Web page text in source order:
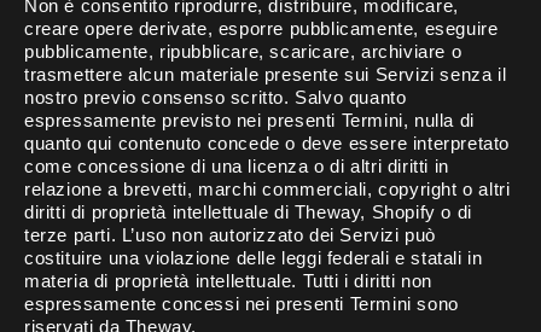
Non è consentito riprodurre, distribuire, modificare,
creare opere derivate, esporre pubblicamente, eseguire
pubblicamente, ripubblicare, scaricare, archiviare o
trasmettere alcun materiale presente sui Servizi senza il
nostro previo consenso scritto. Salvo quanto
espressamente previsto nei presenti Termini, nulla di
quanto qui contenuto concede o deve essere interpretato
come concessione di una licenza o di altri diritti in
relazione a brevetti, marchi commerciali, copyright o altri
diritti di proprietà intellettuale di Theway, Shopify o di
terze parti. L’uso non autorizzato dei Servizi può
costituire una violazione delle leggi federali e statali in
materia di proprietà intellettuale. Tutti i diritti non
espressamente concessi nei presenti Termini sono
riservati da Theway.